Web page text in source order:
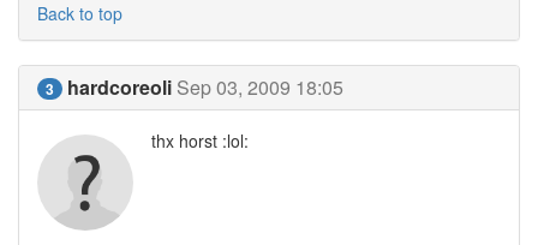
Back to top
3 hardcoreoli Sep 03, 2009 18:05
thx horst :lol: